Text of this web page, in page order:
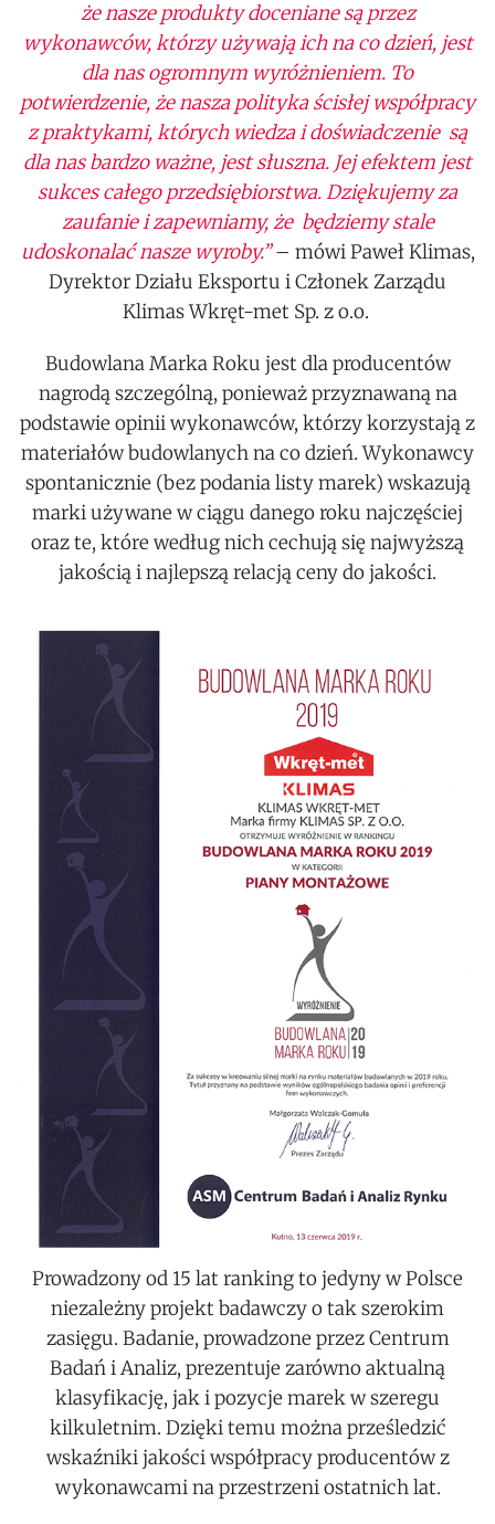
że nasze produkty doceniane są przez
wykonawców, którzy używają ich na co dzień, jest
dla nas ogromnym wyróżnieniem. To
potwierdzenie, że nasza polityka ścisłej współpracy
z praktykami, których wiedza i doświadczenie są
dla nas bardzo ważne, jest słuszna. Jej efektem jest
sukces całego przedsiębiorstwa. Dziękujemy za
zaufanie i zapewniamy, że będziemy stale
udoskonalać nasze wyroby.”– mówi Paweł Klimas,
Dyrektor Działu Eksportu i Członek Zarządu
Klimas Wkręt-met Sp. z o.o.
Budowlana Marka Roku jest dla producentów
nagrodą szczególną, ponieważ przyznawaną na
podstawie opinii wykonawców, którzy korzystają z
materiałów budowlanych na co dzień. Wykonawcy
spontanicznie (bez podania listy marek) wskazują
marki używane w ciągu danego roku najczęściej
oraz te, które według nich cechują się najwyższą
jakością i najlepszą relacją ceny do jakości.
Prowadzony od 15 lat ranking to jedyny w Polsce
niezależny projekt badawczy o tak szerokim
zasięgu. Badanie, prowadzone przez Centrum
Badań i Analiz, prezentuje zarówno aktualną
klasyfikację, jak i pozycje marek w szeregu
kilkuletnim. Dzięki temu można prześledzić
wskaźniki jakości współpracy producentów z
wykonawcami na przestrzeni ostatnich lat.